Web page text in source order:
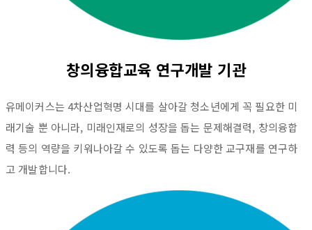
창의융합교육 연구개발 기관
유메이커스는 4차산업혁명 시대를 살아갈 청소년에게 꼭 필요한 미
래기술 뿐 아니라, 미래인재로의 성장을 돕는 문제해결력, 창의융합
력 등의 역량을 키워나아갈 수 있도록 돕는 다양한 교구재를 연구하
고 개발합니다.